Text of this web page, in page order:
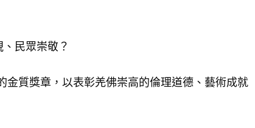
民眾崇敬？
金質獎章，以表彰羌佛崇高的倫理道德、藝術成就